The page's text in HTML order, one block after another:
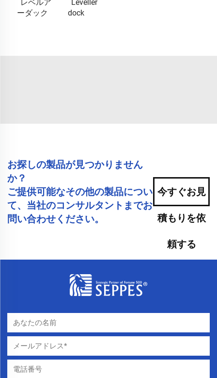
レベルア
ーダック
Leveller
dock
お探しの製品が見つかりません
か？
ご提供可能なその他の製品につい
て、当社のコンサルタントまでお
問い合わせください。
今すぐお見
積もりを依
頼する